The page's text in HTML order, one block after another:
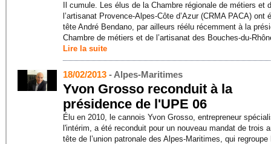
Il cumule. Les élus de la Chambre régionale de métiers et
l’artisanat Provence-Alpes-Côte d’Azur (CRMA PACA) ont
tête André Bendano, par ailleurs réélu récemment à la
Chambre de métiers et de l’artisanat des Bouches-du-
Lire la suite
18/02/2013 - Alpes-Maritimes
Yvon Grosso reconduit à la
présidence de l'UPE 06
Élu en 2010, le cannois Yvon Grosso, entrepreneur
l'intérim, a été reconduit pour un nouveau mandat de trois
tête de l’union patronale des Alpes-Maritimes, qui regroupe